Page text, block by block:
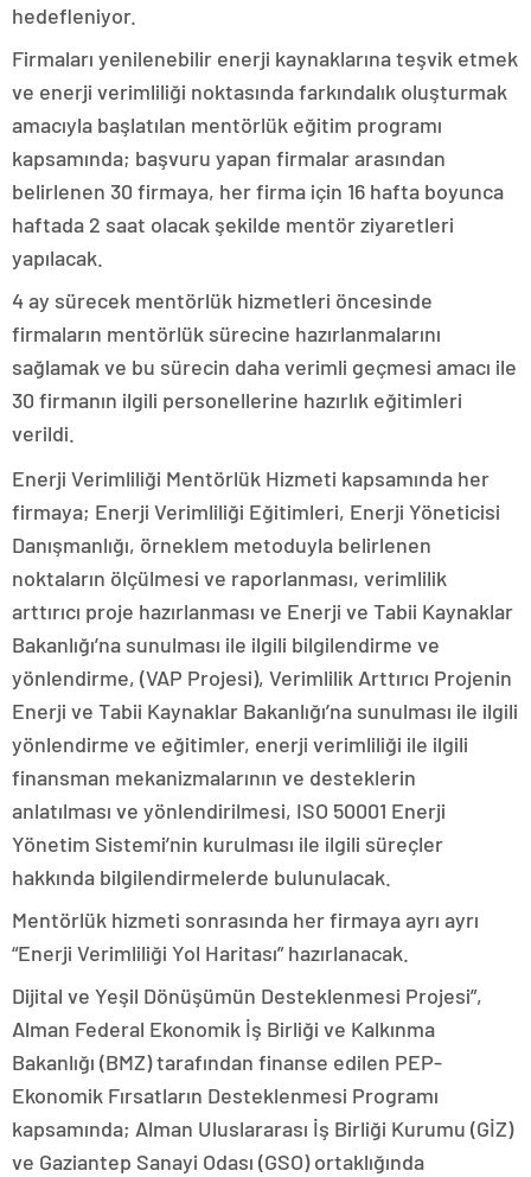
hedefleniyor.
Firmaları yenilenebilir enerji kaynaklarına teşvik etmek
ve enerji verimliliği noktasında farkındalık oluşturmak
amacıyla başlatılan mentörlük eğitim programı
kapsamında; başvuru yapan firmalar arasından
belirlenen 30 firmaya, her firma için 16 hafta boyunca
haftada 2 saat olacak şekilde mentör ziyaretleri
yapılacak.
4 ay sürecek mentörlük hizmetleri öncesinde
firmaların mentörlük sürecine hazırlanmalarını
sağlamak ve bu sürecin daha verimli geçmesi amacı ile
30 firmanın ilgili personellerine hazırlık eğitimleri
verildi.
Enerji Verimliliği Mentörlük Hizmeti kapsamında her
firmaya; Enerji Verimliliği Eğitimleri, Enerji Yöneticisi
Danışmanlığı, örneklem metoduyla belirlenen
noktaların ölçülmesi ve raporlanması, verimlilik
arttırıcı proje hazırlanması ve Enerji ve Tabii Kaynaklar
Bakanlığı’na sunulması ile ilgili bilgilendirme ve
yönlendirme, (VAP Projesi), Verimlilik Arttırıcı Projenin
Enerji ve Tabii Kaynaklar Bakanlığı’na sunulması ile ilgili
yönlendirme ve eğitimler, enerji verimliliği ile ilgili
finansman mekanizmalarının ve desteklerin
anlatılması ve yönlendirilmesi, ISO 50001 Enerji
Yönetim Sistemi’nin kurulması ile ilgili süreçler
hakkında bilgilendirmelerde bulunulacak.
Mentörlük hizmeti sonrasında her firmaya ayrı ayrı
“Enerji Verimliliği Yol Haritası” hazırlanacak.
Dijital ve Yeşil Dönüşümün Desteklenmesi Projesi”,
Alman Federal Ekonomik İş Birliği ve Kalkınma
Bakanlığı (BMZ) tarafından finanse edilen PEP-
Ekonomik Fırsatların Desteklenmesi Programı
kapsamında; Alman Uluslararası İş Birliği Kurumu (GİZ)
ve Gaziantep Sanayi Odası (GSO) ortaklığında